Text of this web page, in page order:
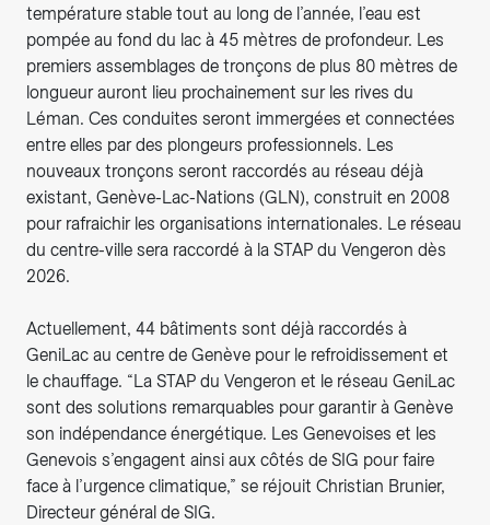
température stable tout au long de l’année, l’eau est
pompée au fond du lac à 45 mètres de profondeur. Les
premiers assemblages de tronçons de plus 80 mètres de
longueur auront lieu prochainement sur les rives du
Léman. Ces conduites seront immergées et connectées
entre elles par des plongeurs professionnels. Les
nouveaux tronçons seront raccordés au réseau déjà
existant, Genève-Lac-Nations (GLN), construit en 2008
pour rafraichir les organisations internationales. Le réseau
du centre-ville sera raccordé à la STAP du Vengeron dès
2026.
Actuellement, 44 bâtiments sont déjà raccordés à
GeniLac au centre de Genève pour le refroidissement et
le chauffage. “La STAP du Vengeron et le réseau GeniLac
sont des solutions remarquables pour garantir à Genève
son indépendance énergétique. Les Genevoises et les
Genevois s’engagent ainsi aux côtés de SIG pour faire
face à l’urgence climatique,” se réjouit Christian Brunier,
Directeur général de SIG.